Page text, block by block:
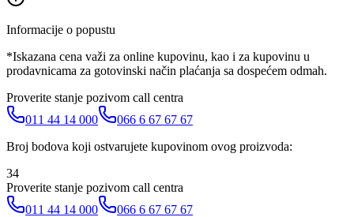
Informacije o popustu
*Iskazana cena važi za online kupovinu, kao i za kupovinu u
prodavnicama za gotovinski način plaćanja sa dospećem odmah.
Proverite stanje pozivom call centra
011 44 14 000
066 6 67 67 67
Broj bodova koji ostvarujete kupovinom ovog proizvoda:
34
Proverite stanje pozivom call centra
011 44 14 000
066 6 67 67 67